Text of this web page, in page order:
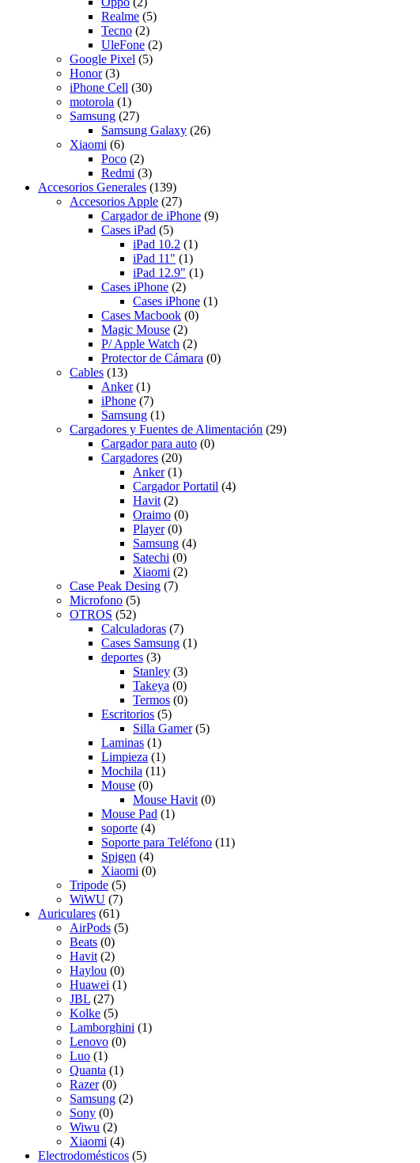
Realme (5)
Tecno (2)
UleFone (2)
Google Pixel (5)
Honor (3)
iPhone Cell (30)
motorola (1)
Samsung (27)
Samsung Galaxy (26)
Xiaomi (6)
Poco (2)
Redmi (3)
Accesorios Generales (139)
Accesorios Apple (27)
Cargador de iPhone (9)
Cases iPad (5)
iPad 10.2 (1)
iPad 11" (1)
iPad 12.9" (1)
Cases iPhone (2)
Cases iPhone (1)
Cases Macbook (0)
Magic Mouse (2)
P/ Apple Watch (2)
Protector de Cámara (0)
Cables (13)
Anker (1)
iPhone (7)
Samsung (1)
Cargadores y Fuentes de Alimentación (29)
Cargador para auto (0)
Cargadores (20)
Anker (1)
Cargador Portatil (4)
Havit (2)
Oraimo (0)
Player (0)
Samsung (4)
Satechi (0)
Xiaomi (2)
Case Peak Desing (7)
Microfono (5)
OTROS (52)
Calculadoras (7)
Cases Samsung (1)
deportes (3)
Stanley (3)
Takeya (0)
Termos (0)
Escritorios (5)
Silla Gamer (5)
Laminas (1)
Limpieza (1)
Mochila (11)
Mouse (0)
Mouse Havit (0)
Mouse Pad (1)
soporte (4)
Soporte para Teléfono (11)
Spigen (4)
Xiaomi (0)
Tripode (5)
WiWU (7)
Auriculares (61)
AirPods (5)
Beats (0)
Havit (2)
Haylou (0)
Huawei (1)
JBL (27)
Kolke (5)
Lamborghini (1)
Lenovo (0)
Luo (1)
Quanta (1)
Razer (0)
Samsung (2)
Sony (0)
Wiwu (2)
Xiaomi (4)
Electrodomésticos (5)